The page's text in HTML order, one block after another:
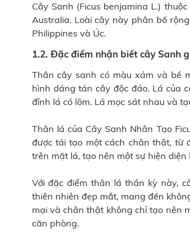
Cây Sanh (Ficus benjamina L.)
Australia. Loài cây này phân bố
Philippines và Úc.
1.2. Đặc điểm nhận biết cây Sanh
Thân cây sanh có màu xám và bề
hình dáng tán cây độc đáo. Lá của
đỉnh lá có lõm. Lá mọc sát nhau và
Thân lá của Cây Sanh Nhân Tạo
được tái tạo một cách chân thật, từ
trên mặt lá, tạo nên một sự hiện
Với đặc điểm thân lá thần kỳ này,
thiên nhiên đẹp mắt, mang đến
mại và chân thật không chỉ tạo nên
căn phòng.